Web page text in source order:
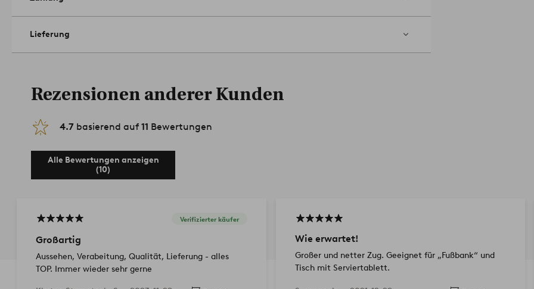
Lieferung
Rezensionen anderer Kunden
4.7 basierend auf 11 Bewertungen
Alle Bewertungen anzeigen
(10)
Verifizierter käufer
Großartig
Aussehen, Verabeitung, Qualität, Lieferung - alles
TOP. Immer wieder sehr gerne
Wie erwartet!
Großer und netter Zug. Geeignet für „Fußbank“ und
Tisch mit Serviertablett.